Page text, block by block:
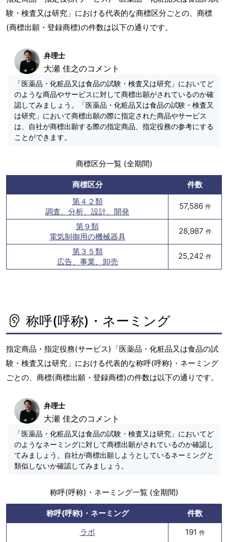
験・検査又は研究」における代表的な商標区分ごとの、商標
(商標出願・登録商標)の件数は以下の通りです。
弁理士
大瀬 佳之のコメント
「医薬品・化粧品又は食品の試験・検査又は研究」においてど
のような商品やサービスに対して商標出願がされているのか確
認してみましょう。「医薬品・化粧品又は食品の試験・検査又
は研究」において商標出願の際に指定された商品やサービス
は、自社が商標出願する際の指定商品、指定役務の参考にする
ことができます。
商標区分一覧 (全期間)
商標区分
件数
第４２類
調査、分析、設計、開発
57,586 件
第９類
電気制御用の機械器具
28,987 件
第３５類
広告、事業、卸売
25,242 件
称呼(呼称)・ネーミング
指定商品・指定役務(サービス)「医薬品・化粧品又は食品の試
験・検査又は研究」における代表的な称呼(呼称)・ネーミング
ごとの、商標(商標出願・登録商標)の件数は以下の通りです。
弁理士
大瀬 佳之のコメント
「医薬品・化粧品又は食品の試験・検査又は研究」においてど
のようなネーミングに対して商標出願がされているのか確認し
てみましょう。自社が商標出願しようとしているネーミングと
類似しないか確認してみましょう。
称呼(呼称)・ネーミング一覧 (全期間)
称呼(呼称)・ネーミング
件数
ラボ
191 件